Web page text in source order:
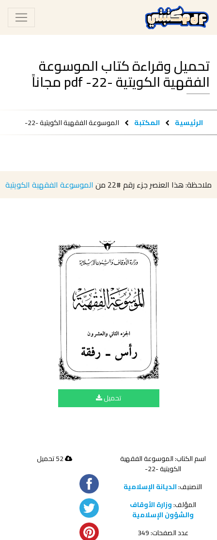
تحميل وقراءة كتاب الموسوعة
الفقهية الكويتية -22- pdf مجاناً
الرئيسية المكتبة الموسوعة الفقهية الكويتية -22-
ملاحظة: هذا العنصر جزء رقم#22 من الموسوعة الفقهية الكويتية
تحميل
اسم الكتاب: الموسوعة الفقهية
الكويتية -22-
التصنيف:الديانة الإسلامية
المؤلف:وزارة الأوقاف
والشؤون الإسلامية
عدد الصفحات: 349
52 تحميل